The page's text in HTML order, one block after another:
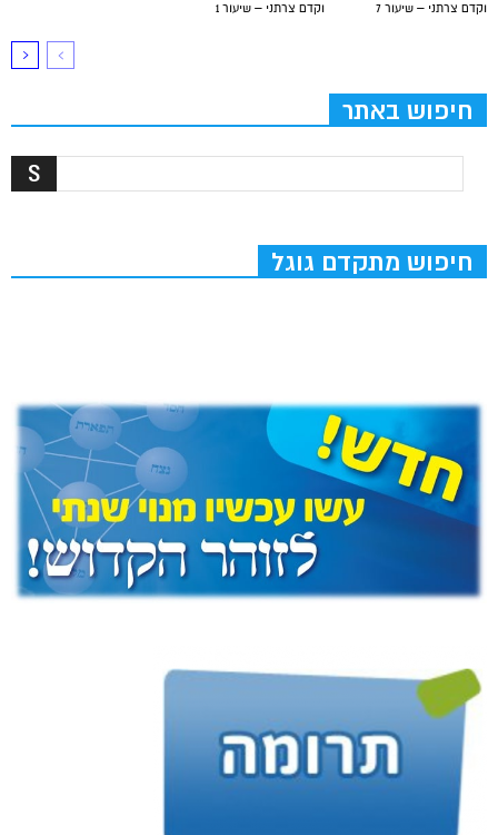
וקדם צרתני – שיעור 1
וקדם צרתני – שיעור 7
חיפוש באתר
חיפוש מתקדם גוגל